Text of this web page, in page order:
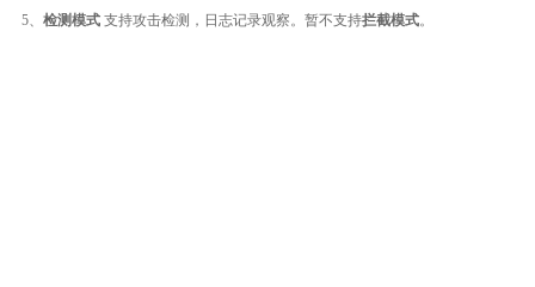
5、 检测模式 支持攻击检测，日志记录观察。暂不支持拦截模式。